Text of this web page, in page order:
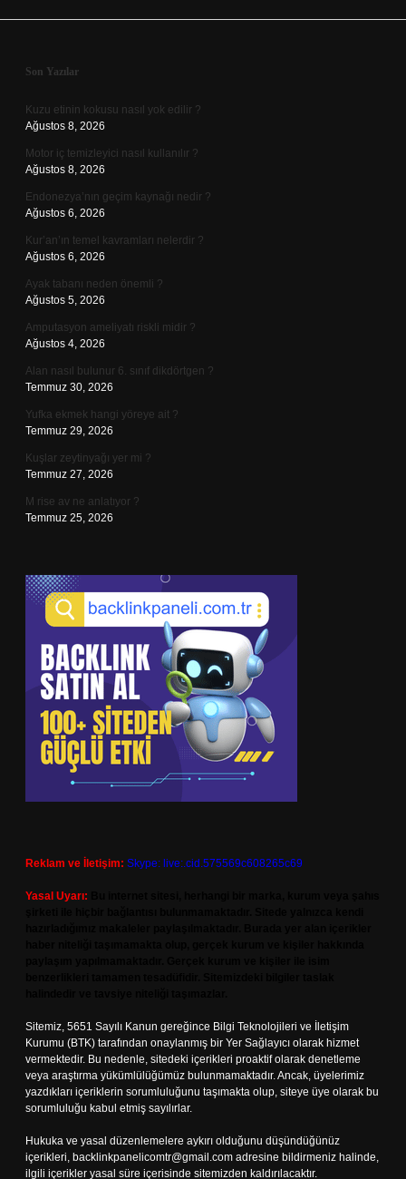
Sidebar
Son Yazılar
Kuzu etinin kokusu nasıl yok edilir ?
Ağustos 8, 2026
Motor iç temizleyici nasıl kullanılır ?
Ağustos 8, 2026
Endonezya’nın geçim kaynağı nedir ?
Ağustos 6, 2026
Kur’an’ın temel kavramları nelerdir ?
Ağustos 6, 2026
Ayak tabanı neden önemli ?
Ağustos 5, 2026
Amputasyon ameliyatı riskli midir ?
Ağustos 4, 2026
Alan nasıl bulunur 6. sınıf dikdörtgen ?
Temmuz 30, 2026
Yufka ekmek hangi yöreye ait ?
Temmuz 29, 2026
Kuşlar zeytinyağı yer mi ?
Temmuz 27, 2026
M rise av ne anlatıyor ?
Temmuz 25, 2026
Reklam ve İletişim: Skype: live:.cid.575569c608265c69
Yasal Uyarı:
Sitemiz, 5651 Sayılı Kanun gereğince Bilgi Teknolojileri ve İletişim
Kurumu (BTK) tarafından onaylanmış bir Yer Sağlayıcı olarak hizmet
vermektedir. Bu nedenle, sitedeki içerikleri proaktif olarak denetleme
veya araştırma yükümlülüğümüz bulunmamaktadır. Ancak, üyelerimiz
yazdıkları içeriklerin sorumluluğunu taşımakta olup, siteye üye olarak bu
sorumluluğu kabul etmiş sayılırlar.
Hukuka ve yasal düzenlemelere aykırı olduğunu düşündüğünüz
içerikleri, backlinkpanelicomtr@gmail.com adresine bildirmeniz halinde,
ilgili içerikler yasal süre içerisinde sitemizden kaldırılacaktır.